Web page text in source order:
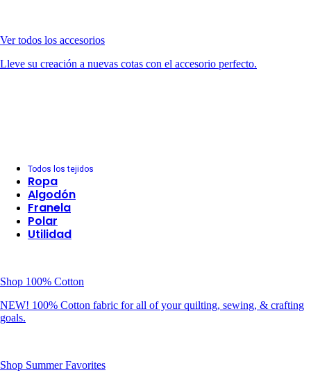
Ver todos los accesorios
Lleve su creación a nuevas cotas con el accesorio perfecto.
Todos los tejidos
Ropa
Algodón
Franela
Polar
Utilidad
Shop 100% Cotton
NEW! 100% Cotton fabric for all of your quilting, sewing, & crafting
goals.
Shop Summer Favorites